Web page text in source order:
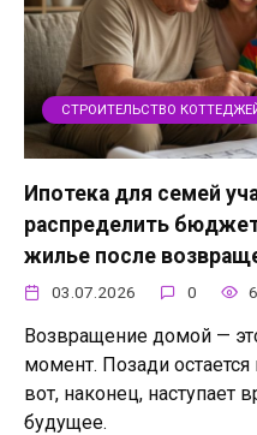
СТРОИТЕЛЬСТВО
Ипотека для семей
распределить
жилье после
03.07.2026 0
Возвращение домой —
момент. Позади
вот, наконец, наступает
будущее.